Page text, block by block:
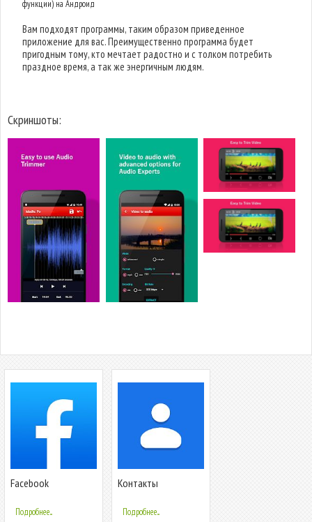
функции) на Андроид
Вам подходят программы, таким образом приведенное
приложение для вас. Преимущественно программа будет
пригодным тому, кто мечтает радостно и с толком потребить
праздное время, а так же энергичным людям.
Скриншоты:
Facebook
Подробнее...
Контакты
Подробнее...